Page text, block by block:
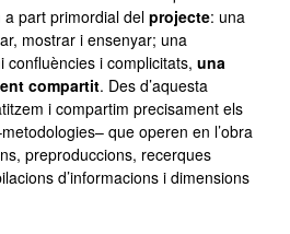
a part primordial delprojecte: una
mostrar i ensenyar; una
i complicitats, una
compartit. Des d’aquesta
i compartim precisament els
que operen en l’obra
preproduccions, recerques
d’informacions i dimensions